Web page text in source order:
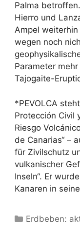
Palma
Hierro und
Ampel
wegen noch
Parameter
Tajogaite-
*PEVOLCA
Protección Civil
Riesgo
de Canarias“ –
für Zivilschutz
vulkanischer
Inseln“. Er
Kanaren in
Kategorien
Erdbeben: